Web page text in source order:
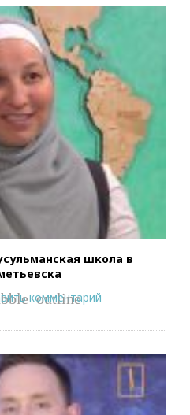
школа в
комментарий